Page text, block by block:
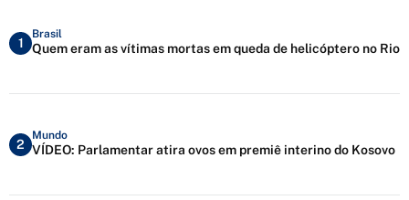
1
Brasil
Quem eram as vítimas mortas em queda de helicóptero no Rio
2
Mundo
VÍDEO: Parlamentar atira ovos em premiê interino do Kosovo